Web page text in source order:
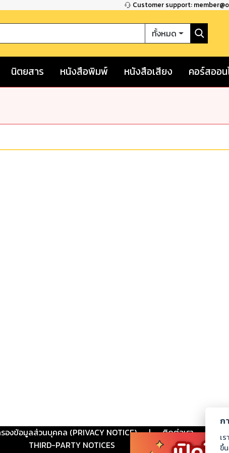
Customer support:
ทั้งหมด
นิตยสาร หนังสือพิมพ์ หนังสือเสียง คอร์สออ
องข้อมูลส่วนบุคคล (PRIVACY NOTICE) | ติดต่อเรา
THIRD-PARTY NOTICES
ก
เ
ขึ้